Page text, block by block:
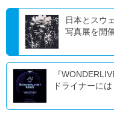
日本とスウ
写真展を開
『
ドライナーに